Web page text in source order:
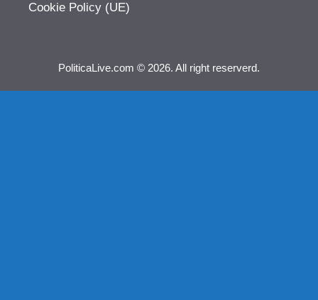
Cookie Policy (UE)
PoliticaLive.com © 2026. All right reserverd.